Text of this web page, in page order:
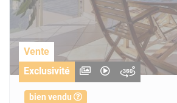
Vente
Exclusivité
bien vendu